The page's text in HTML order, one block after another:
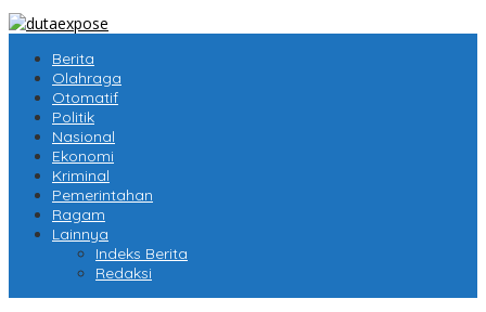
Berita
Olahraga
Otomatif
Politik
Nasional
Ekonomi
Kriminal
Pemerintahan
Ragam
Lainnya
Indeks Berita
Redaksi